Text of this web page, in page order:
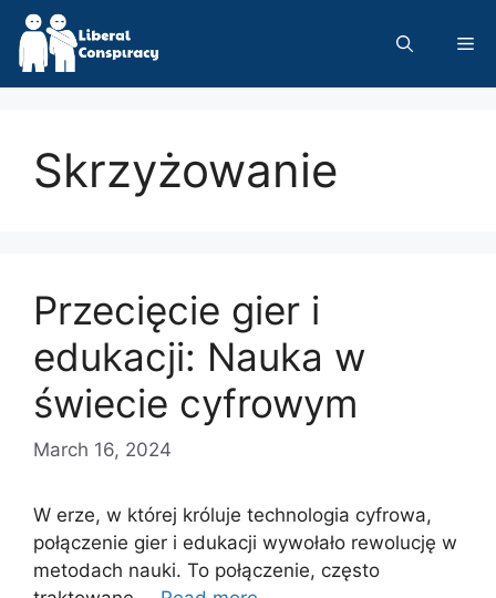
Skip
content
Skrzyżowanie
Przecięcie gier i
edukacji: Nauka w
świecie cyfrowym
March 16, 2024
W erze, w której króluje technologia cyfrowa,
połączenie gier i edukacji wywołało rewolucję w
metodach nauki. To połączenie, często